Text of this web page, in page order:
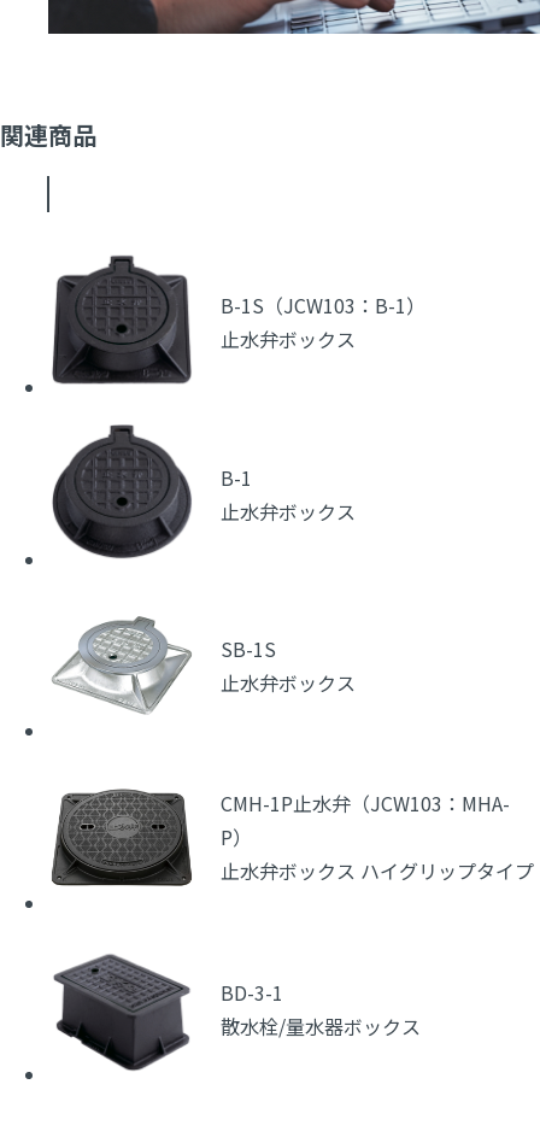
関連商品
B-1S（JCW103：B-1）
止水弁ボックス
B-1
止水弁ボックス
SB-1S
止水弁ボックス
CMH-1P止水弁（JCW103：MHA-
P）
止水弁ボックス ハイグリップタイプ
BD-3-1
散水栓/量水器ボックス